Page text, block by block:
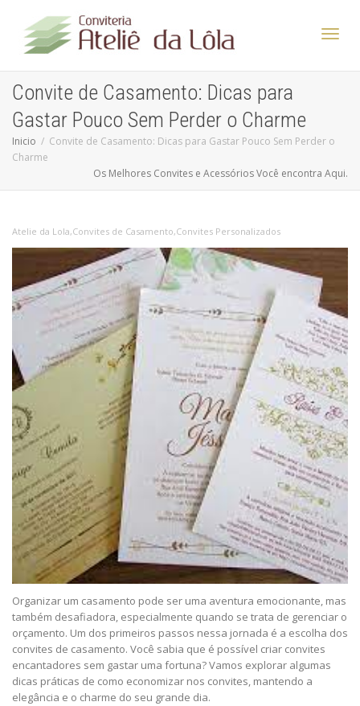
Convite de Casamento: Dicas para
Gastar Pouco Sem Perder o Charme
Inicio
Convite de Casamento: Dicas para Gastar Pouco Sem Perder o
Charme
Os Melhores Convites e Acessórios Você encontra Aqui.
Atelie da Lola,Convites de Casamento,Convites Personalizados
Organizar um casamento pode ser uma aventura emocionante, mas
também desafiadora, especialmente quando se trata de gerenciar o
orçamento. Um dos primeiros passos nessa jornada é a escolha dos
convites de casamento. Você sabia que é possível criar convites
encantadores sem gastar uma fortuna? Vamos explorar algumas
dicas práticas de como economizar nos convites, mantendo a
elegância e o charme do seu grande dia.